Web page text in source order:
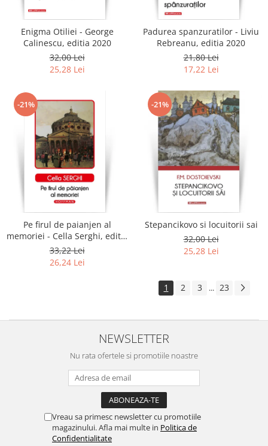
Enigma Otiliei - George
Calinescu, editia 2020
32,00 Lei
25,28 Lei
Padurea spanzuratilor - Liviu
Rebreanu, editia 2020
21,80 Lei
17,22 Lei
-21%
Pe firul de paianjen al
memoriei - Cella Serghi, editia
2020
33,22 Lei
26,24 Lei
-21%
Stepancikovo si locuitorii sai
32,00 Lei
25,28 Lei
1 2 3 ... 23
NEWSLETTER
Nu rata ofertele si promotiile noastre
Vreau sa primesc newsletter cu promotiile
magazinului. Afla mai multe in Politica de
Confidentialitate